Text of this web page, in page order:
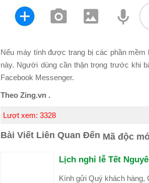
Nếu máy tính được trang bị các phần
này. Người dùng cần thận trọng trước khi
Facebook Messenger.
Theo Zing.vn .
Lượt xem: 3328
Bài Viết Liên Quan Đến Mã độc
Lịch nghỉ lễ Tết
Kính gửi Quý khách hàng,